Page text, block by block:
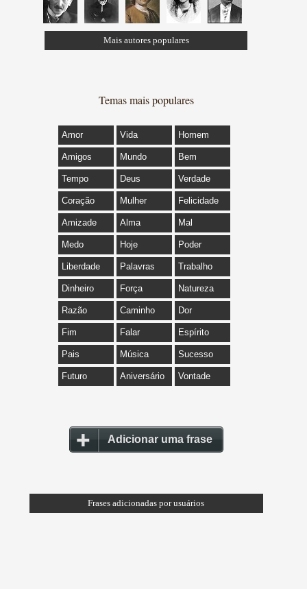
Mais autores populares
Temas mais populares
Amor Vida Homem
Amigos Mundo Bem
Tempo Deus Verdade
Coração Mulher Felicidade
Amizade Alma Mal
Medo Hoje Poder
Liberdade Palavras Trabalho
Dinheiro Força Natureza
Razão Caminho Dor
Fim Falar Espírito
Pais Música Sucesso
Futuro Aniversário Vontade
Adicionar uma frase
Frases adicionadas por usuários